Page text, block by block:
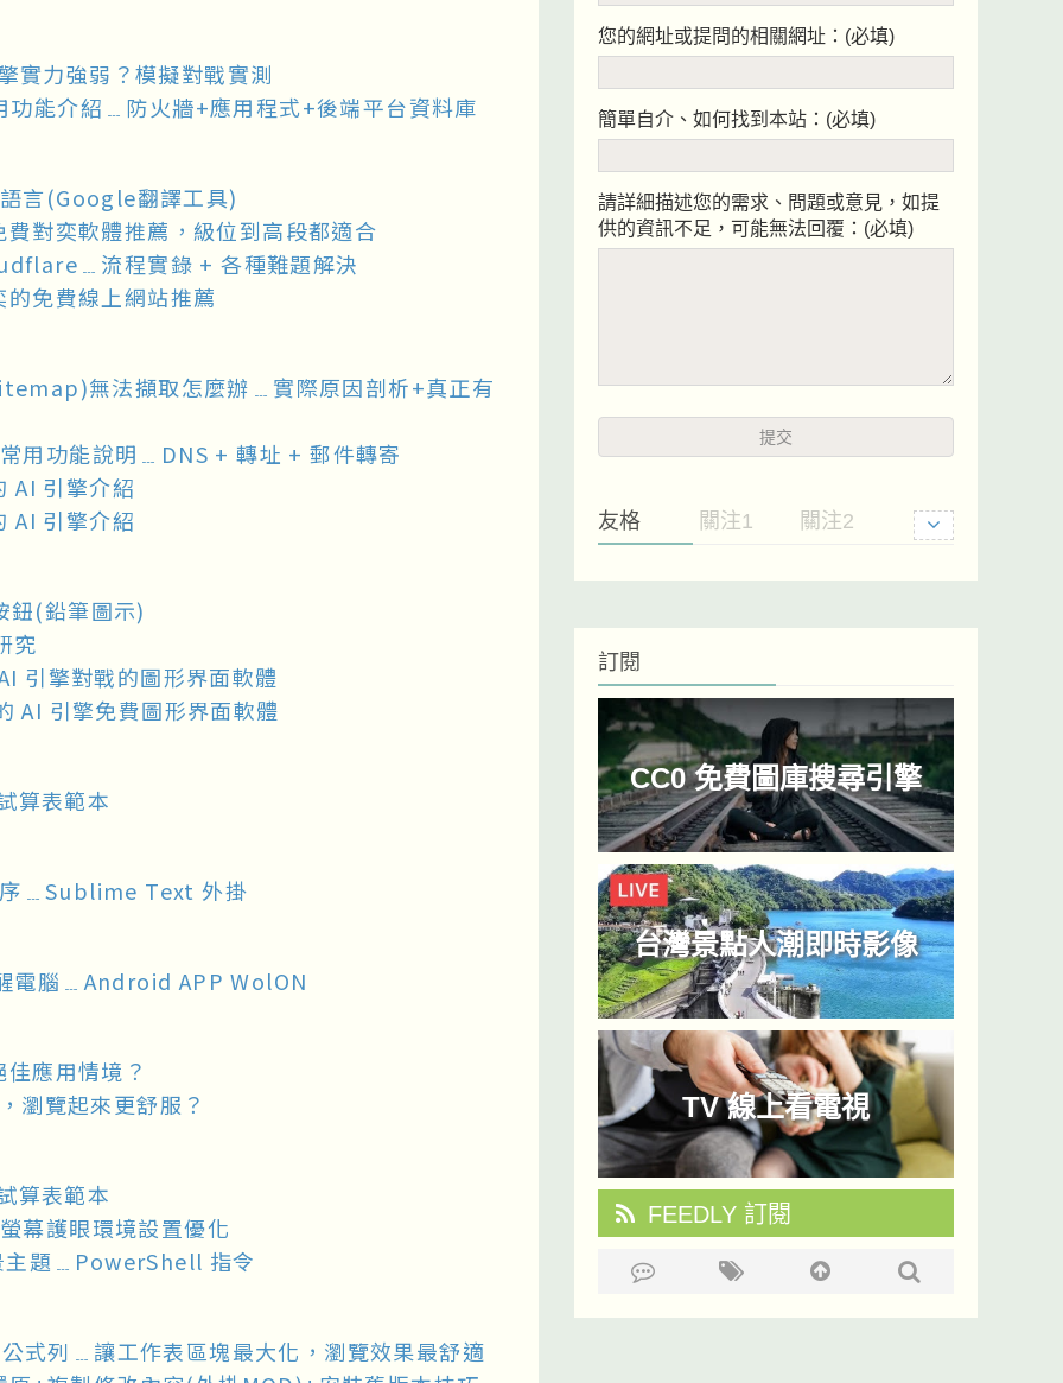
實力強弱？模擬對戰實測
能介紹﹍防火牆+應用程式+後端平台資料庫
言(Google翻譯工具)
對奕軟體推薦，級位到高段都適合
流程實錄 + 各種難題解決
免費線上網站推薦
無法擷取怎麼辦﹍實際原因剖析+真正有
功能說明﹍DNS + 轉址 + 郵件轉寄
AI 引擎介紹
AI 引擎介紹
鈕(鉛筆圖示)
究
引擎對戰的圖形界面軟體
AI 引擎免費圖形界面軟體
算表範本
﹍Sublime Text 外掛
電腦﹍Android APP WolON
應用情境？
瀏覽起來更舒服？
算表範本
幕護眼環境設置優化
題﹍PowerShell 指令
式列﹍讓工作表區塊最大化，瀏覽效果最舒適
您的網址或提問的相關網址：(必填)
簡單自介、如何找到本站：(必填)
請詳細描述您的需求、問題或意見，如提
供的資訊不足，可能無法回覆：(必填)
友格 關注1 關注2
訂閱
CC0 免費圖庫搜尋引擎
台灣景點人潮即時影像
TV 線上看電視
FEEDLY 訂閱